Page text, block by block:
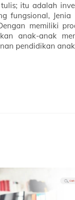
itu adalah
fungsional,
memiliki
anak-anak
pendidikan